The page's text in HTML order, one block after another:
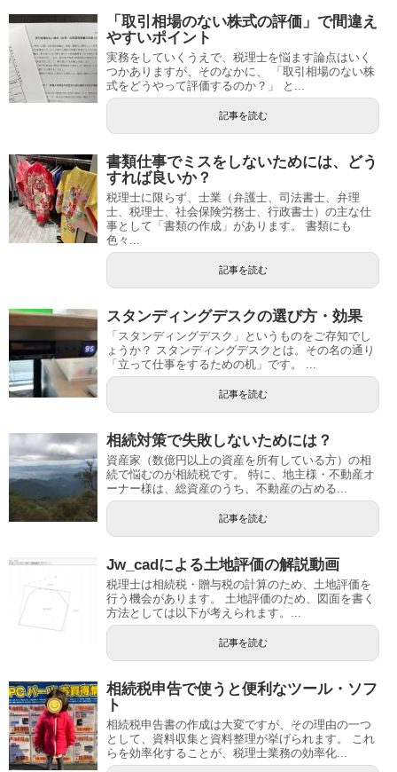
「取引相場のない株式の評価」で間違え
やすいポイント
実務をしていくうえで、税理士を悩ます論点はいく
つかありますが、そのなかに、 「取引相場のない株
式をどうやって評価するのか？」 と...
記事を読む
書類仕事でミスをしないためには、どう
すれば良いか？
税理士に限らず、士業（弁護士、司法書士、弁理
士、税理士、社会保険労務士、行政書士）の主な仕
事として「書類の作成」があります。 書類にも
色々...
記事を読む
スタンディングデスクの選び方・効果
「スタンディングデスク」というものをご存知でし
ょうか？ スタンディングデスクとは。その名の通り
「立って仕事をするための机」です。 ...
記事を読む
相続対策で失敗しないためには？
資産家（数億円以上の資産を所有している方）の相
続で悩むのが相続税です。 特に、地主様・不動産オ
ーナー様は、総資産のうち、不動産の占める...
記事を読む
Jw_cadによる土地評価の解説動画
税理士は相続税・贈与税の計算のため、土地評価を
行う機会があります。 土地評価のため、図面を書く
方法としては以下が考えられます。...
記事を読む
相続税申告で使うと便利なツール・ソフ
ト
相続税申告書の作成は大変ですが、その理由の一つ
として、資料収集と資料整理が挙げられます。 これ
らを効率化することが、税理士業務の効率化...